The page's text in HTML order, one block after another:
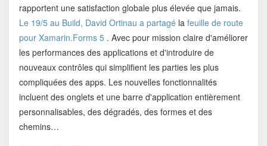
rapportent une satisfaction globale plus élevée que jamais.
Le 19/5 au Build, David Ortinau a partagéla feuille de route
pour Xamarin.Forms 5. Avec pour mission claire d'améliorer
les performances des applications et d'introduire de
nouveaux contrôles qui simplifient les parties les plus
compliquées des apps. Les nouvelles fonctionnalités
incluent des onglets et une barre d'application entièrement
personnalisables, des dégradés, des formes et des
chemins…